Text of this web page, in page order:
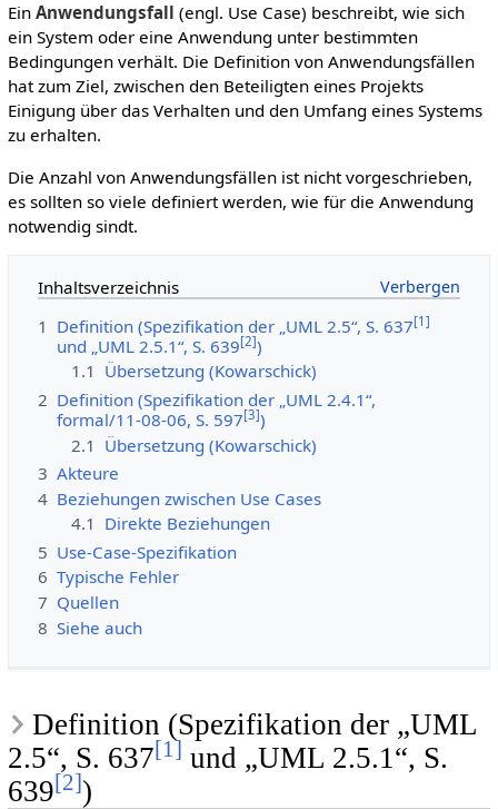
Ein Anwendungsfall (engl. Use Case) beschreibt, wie sich
ein System oder eine Anwendung unter bestimmten
Bedingungen verhält. Die Definition von Anwendungsfällen
hat zum Ziel, zwischen den Beteiligten eines Projekts
Einigung über das Verhalten und den Umfang eines Systems
zu erhalten.
Die Anzahl von Anwendungsfällen ist nicht vorgeschrieben,
es sollten so viele definiert werden, wie für die Anwendung
notwendig sindt.
Inhaltsverzeichnis
1 Definition (Spezifikation der „UML 2.5“, S. 637[1 ]
und „UML 2.5.1“, S. 639[2])
1.1 Übersetzung (Kowarschick)
2 Definition (Spezifikation der „UML 2.4.1“,
formal/11-08-06, S. 597[3])
2.1 Übersetzung (Kowarschick)
3 Akteure
4 Beziehungen zwischen Use Cases
4.1 Direkte Beziehungen
5 Use-Case-Spezifikation
6 Typische Fehler
7 Quellen
8 Siehe auch
Definition (Spezifikation der „UML
2.5“, S. 637[1] und „UML 2.5.1“, S.
639[2])